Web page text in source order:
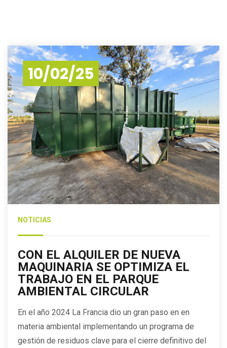
10/02/25
NOTICIAS
CON EL ALQUILER DE NUEVA
MAQUINARIA SE OPTIMIZA EL
TRABAJO EN EL PARQUE
AMBIENTAL CIRCULAR
En el año 2024 La Francia dio un gran paso en en
materia ambiental implementando un programa de
gestión de residuos clave para el cierre definitivo del